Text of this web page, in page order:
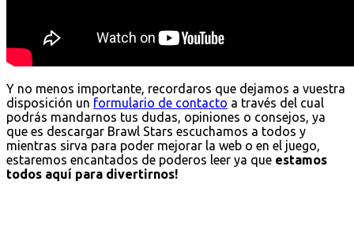
Y no menos importante, recordaros que dejamos a vuestra
disposición un formulario de contacto a través del cual
podrás mandarnos tus dudas, opiniones o consejos, ya
que es descargar Brawl Stars escuchamos a todos y
mientras sirva para poder mejorar la web o en el juego,
estaremos encantados de poderos leer ya que estamos
todos aquí para divertirnos!